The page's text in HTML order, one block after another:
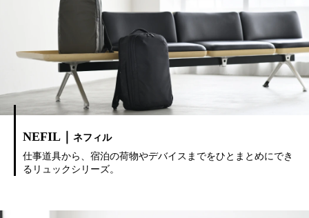
NEFIL｜
ネフィル
仕事道具から、宿泊の荷物やデバイスまでをひとまとめにでき
るリュックシリーズ。